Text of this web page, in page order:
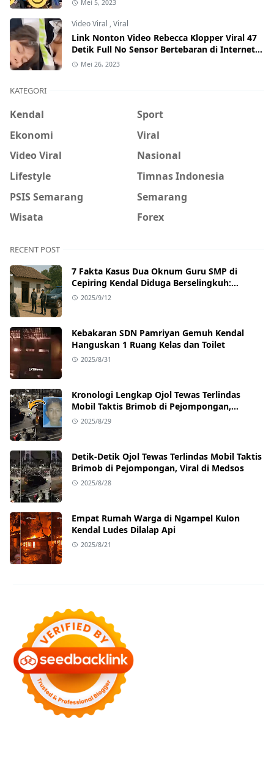
Mei 5, 2023
Video Viral ,Viral
Link Nonton Video Rebecca Klopper Viral 47
Detik Full No Sensor Bertebaran di Internet,
Hati-Hati Phising!
Mei 26, 2023
KATEGORI
Kendal
Sport
Ekonomi
Viral
Video Viral
Nasional
Lifestyle
Timnas Indonesia
PSIS Semarang
Semarang
Wisata
Forex
RECENT POST
7 Fakta Kasus Dua Oknum Guru SMP di
Cepiring Kendal Diduga Berselingkuh:
Kronologi, Pengakuan, hingga Sanksi
2025/9/12
Kebakaran SDN Pamriyan Gemuh Kendal
Hanguskan 1 Ruang Kelas dan Toilet
2025/8/31
Kronologi Lengkap Ojol Tewas Terlindas
Mobil Taktis Brimob di Pejompongan,
Ternyata Sedang Antar Orderan
2025/8/29
Detik-Detik Ojol Tewas Terlindas Mobil Taktis
Brimob di Pejompongan, Viral di Medsos
2025/8/28
Empat Rumah Warga di Ngampel Kulon
Kendal Ludes Dilalap Api
2025/8/21